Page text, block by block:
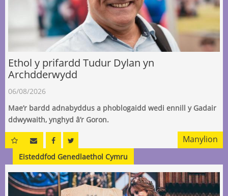
Ethol y prifardd Tudur Dylan yn
Archdderwydd
06/08/2026
Mae’r bardd adnabyddus a phoblogaidd wedi ennill y Gadair
ddwywaith, ynghyd â’r Goron.
Manylion
Eisteddfod Genedlaethol Cymru